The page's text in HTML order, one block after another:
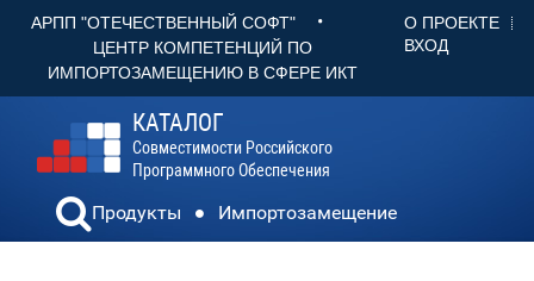
АРПП "ОТЕЧЕСТВЕННЫЙ СОФТ" •
ЦЕНТР КОМПЕТЕНЦИЙ ПО
ИМПОРТОЗАМЕЩЕНИЮ В СФЕРЕ ИКТ
О ПРОЕКТЕ
ВХОД
КАТАЛОГ
Совместимости Российского
Программного Обеспечения
Продукты Импортозамещение